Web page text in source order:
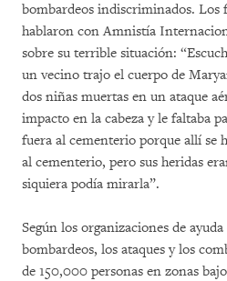
bombardeos indiscriminados. Los
hablaron con Amnistía
sobre su terrible situación:
un vecino trajo el cuerpo de
dos niñas muertas en un ataque
impacto en la cabeza y le faltaba
fuera al cementerio porque allí se
al cementerio, pero sus heridas
siquiera podía mirarla”.
Según los organizaciones de
bombardeos, los ataques y los
de 150,000 personas en zonas